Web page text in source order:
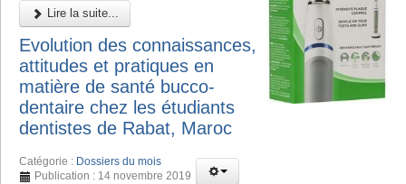
Lire la suite...
Evolution des connaissances,
attitudes et pratiques en
matière de santé bucco-
dentaire chez les étudiants
dentistes de Rabat, Maroc
Catégorie : Dossiers du mois
Publication : 14 novembre 2019